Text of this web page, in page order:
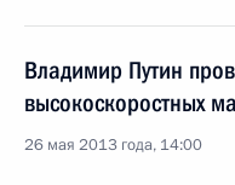
Владимир Путин
высокоскоростных
26 мая 2013 года, 14:00